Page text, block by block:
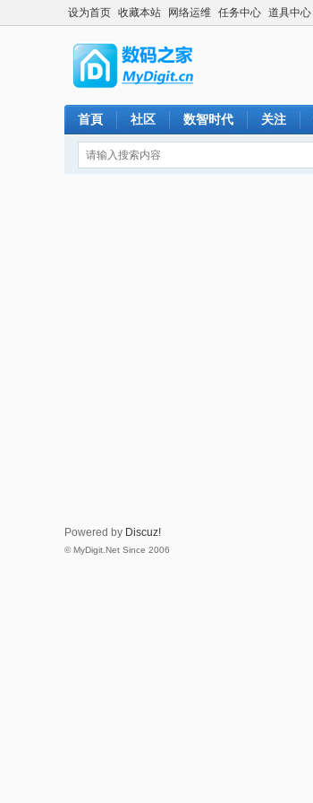
设为首页 收藏本站 网络运维 任务中心 道具中心
首頁 社区 数智时代 关注
Powered by Discuz!
© MyDigit.Net Since 2006